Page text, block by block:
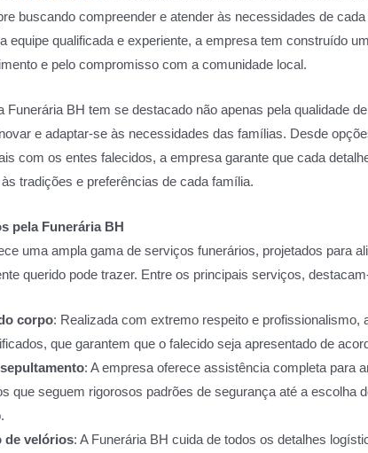
buscando compreender e atender às necessidades de
equipe qualificada e experiente, a empresa tem construído
e pelo compromisso com a comunidade local.
Funerária BH tem se destacado não apenas pela qualidade
e adaptar-se às necessidades das famílias. Desde
com os entes falecidos, a empresa garante que cada
tradições e preferências de cada família.
pela Funerária BH
uma ampla gama de serviços funerários, projetados para
querido pode trazer. Entre os principais serviços,
corpo: Realizada com extremo respeito e profissionalismo,
que garantem que o falecido seja apresentado de
: A empresa oferece assistência completa para
que seguem rigorosos padrões de segurança até a escolha
de velórios: A Funerária BH cuida de todos os detalhes